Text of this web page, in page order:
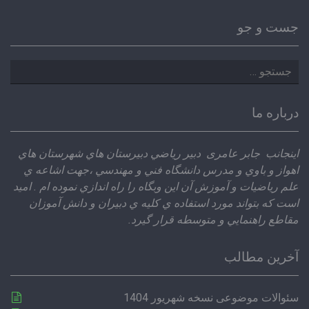
جست و جو
جستجو
برای:
درباره ما
اينجانب جابر عامری دبير رياضي دبيرستان هاي شهرستان هاي
اهواز و باوي و مدرس دانشگاه فني و مهندسي ،‌جهت اشاعه ي
علم رياضيات و آموزش آن اين وبگاه را راه اندازي نموده ام . اميد
است كه بتواند مورد استفاده ي كليه ي دبيران و دانش آموزان
مقاطع راهنمايي و متوسطه قرار گيرد.
آخرین مطالب
سئوالات موضوعی نسخه شهریور 1404